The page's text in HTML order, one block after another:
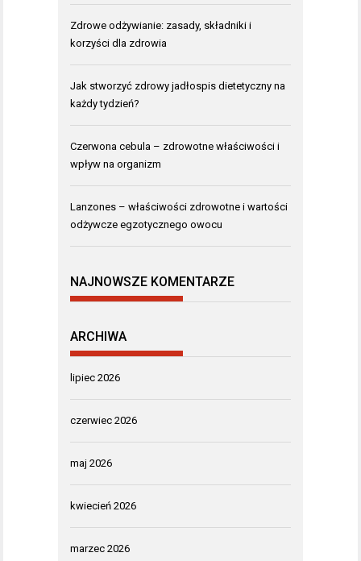
Zdrowe odżywianie: zasady, składniki i
korzyści dla zdrowia
Jak stworzyć zdrowy jadłospis dietetyczny na
każdy tydzień?
Czerwona cebula – zdrowotne właściwości i
wpływ na organizm
Lanzones – właściwości zdrowotne i wartości
odżywcze egzotycznego owocu
NAJNOWSZE KOMENTARZE
ARCHIWA
lipiec 2026
czerwiec 2026
maj 2026
kwiecień 2026
marzec 2026